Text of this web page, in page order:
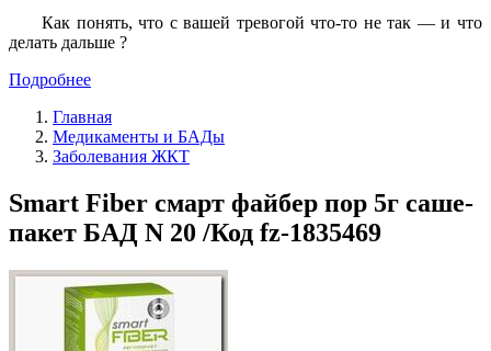
Как понять, что с вашей тревогой что-то не так — и что
делать дальше ?
Подробнее
Главная
Медикаменты и БАДы
Заболевания ЖКТ
Smart Fiber смарт файбер пор 5г саше-
пакет БАД N 20 /Код fz-1835469